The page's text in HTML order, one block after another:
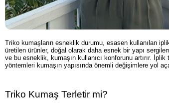
Triko kumaşların esneklik durumu, esasen kullanılan
üretilen ürünler, doğal olarak daha esnek bir yapı
ve bu esneklik, kumaşın kullanıcı konforunu artırır.
yöntemleri kumaşın yapısında önemli değişimlere yol
Triko Kumaş Terletir mi?